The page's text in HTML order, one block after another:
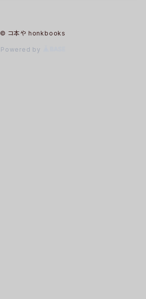
© コ本や honkbooks
Powered by